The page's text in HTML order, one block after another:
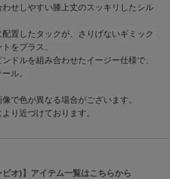
せしやすい膝上丈のスッキリしたシル
置したタックが、さりげないギミック
をプラス。
ドルを組み合わせたイージー仕様で、
ル。
で色が異なる場合がございます。
り近づけております。
ビオ)】アイテム一覧はこちらから